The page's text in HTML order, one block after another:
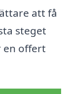
att få
steget
en offert